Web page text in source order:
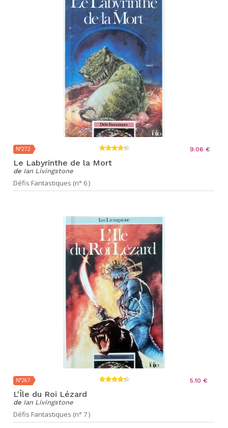
N°272 9.06 €
Le Labyrinthe de la Mort
de Ian Livingstone
Défis Fantastiques (n° 6 )
N°267 5.10 €
L'Île du Roi Lézard
de Ian Livingstone
Défis Fantastiques (n° 7 )